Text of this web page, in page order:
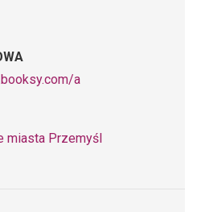
a
miasta Przemyśl